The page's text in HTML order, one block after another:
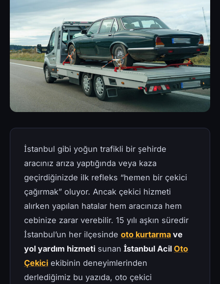
İstanbul gibi yoğun trafikli bir şehirde
aracınız arıza yaptığında veya kaza
geçirdiğinizde ilk refleks “hemen bir çekici
çağırmak” oluyor. Ancak çekici hizmeti
alırken yapılan hatalar hem aracınıza hem
cebinize zarar verebilir. 15 yılı aşkın süredir
İstanbul’un her ilçesinde oto kurtarma ve
yol yardım hizmeti sunan İstanbul Acil Oto
Çekici ekibinin deneyimlerinden
derlediğimiz bu yazıda, oto çekici